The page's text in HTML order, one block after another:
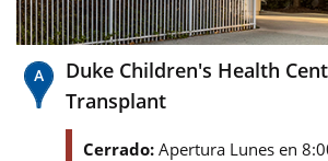
Duke Children's Health
Transplant
Cerrado: Apertura Lunes en